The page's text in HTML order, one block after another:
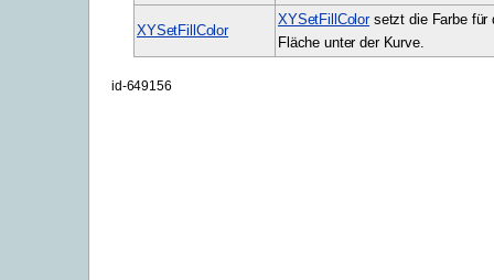
XYSetFillColor
XYSetFillColorsetzt die Farbe für
Fläche unter der Kurve.
id-649156